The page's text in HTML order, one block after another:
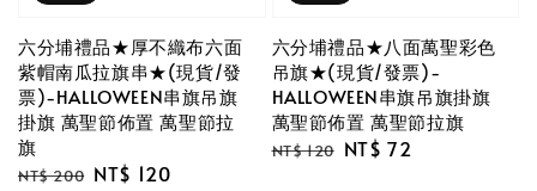
六分埔禮品★厚不織布六面
紫帽南瓜拉旗串★(現貨/發
票)-HALLOWEEN串旗吊旗
掛旗 萬聖節佈置 萬聖節拉
旗
Regular
NT$ 200 Sale
NT$ 120
六分埔禮品★八面萬聖彩色
吊旗★(現貨/發票)-
HALLOWEEN串旗吊旗掛旗
萬聖節佈置 萬聖節拉旗
Regular
NT$ 120 Sale
NT$ 72